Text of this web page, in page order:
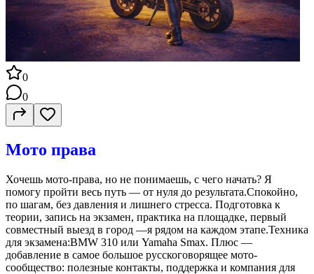
0
0
Мото права
Хочешь мото-права, но не понимаешь, с чего начать? Я
помогу пройти весь путь — от нуля до результата.Спокойно,
по шагам, без давления и лишнего стресса. Подготовка к
теории, запись на экзамен, практика на площадке, первый
совместный выезд в город —я рядом на каждом этапе.Техника
для экзамена:BMW 310 или Yamaha Smax. Плюс —
добавление в самое большое русскоговорящее мото-
сообщество: полезные контакты, поддержка и компания для